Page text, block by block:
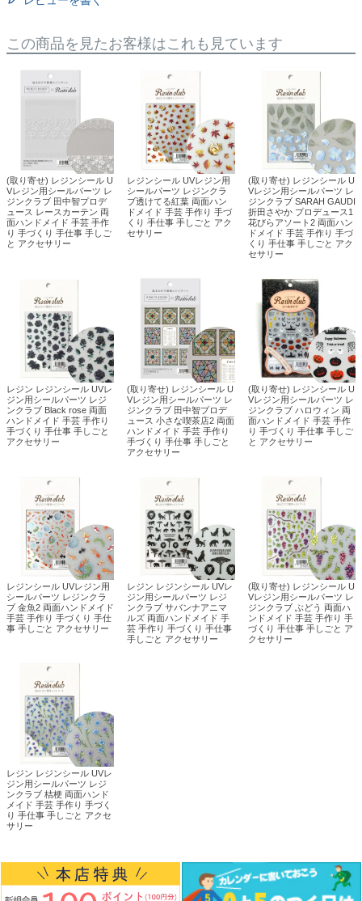
この商品を見たお客様はこれも見ています
(取り寄せ) レジンシール U
Vレジン用シールパーツ レ
ジンクラブ 田中智プロデ
ュース レースカーテン 両
面ハンドメイド 手芸 手作
り 手づくり 手仕事 手しご
と アクセサリー
レジンシール UVレジン用
シールパーツ レジンクラ
ブ透けてる紅葉 両面ハン
ドメイド 手芸 手作り 手づ
くり 手仕事 手しごと アク
セサリー
(取り寄せ) レジンシール U
Vレジン用シールパーツ レ
ジンクラブ SARAH GAUDI
折田さやか プロデュース1
花びらアソート2 両面ハン
ドメイド 手芸 手作り 手づ
くり 手仕事 手しごと アク
セサリー
レジン レジンシール UVレ
ジン用シールパーツ レジ
ンクラブ Black rose 両面
ハンドメイド 手芸 手作り
手づくり 手仕事 手しごと
アクセサリー
(取り寄せ) レジンシール U
Vレジン用シールパーツ レ
ジンクラブ 田中智プロデ
ュース 小さな喫茶店2 両面
ハンドメイド 手芸 手作り
手づくり 手仕事 手しごと
アクセサリー
(取り寄せ) レジンシール U
Vレジン用シールパーツ レ
ジンクラブ ハロウィン 両
面ハンドメイド 手芸 手作
り 手づくり 手仕事 手しご
と アクセサリー
レジンシール UVレジン用
シールパーツ レジンクラ
ブ 金魚2 両面ハンドメイド
手芸 手作り 手づくり 手仕
事 手しごと アクセサリー
レジン レジンシール UVレ
ジン用シールパーツ レジ
ンクラブ サバンナアニマ
ルズ 両面ハンドメイド 手
芸 手作り 手づくり 手仕事
手しごと アクセサリー
(取り寄せ) レジンシール U
Vレジン用シールパーツ レ
ジンクラブ ぶどう 両面ハ
ンドメイド 手芸 手作り 手
づくり 手仕事 手しごと ア
クセサリー
レジン レジンシール UVレ
ジン用シールパーツ レジ
ンクラブ 桔梗 両面ハンド
メイド 手芸 手作り 手づく
り 手仕事 手しごと アクセ
サリー